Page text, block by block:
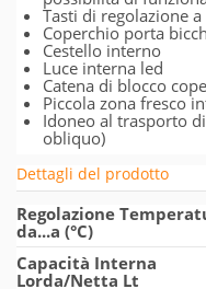
Tasti di regolazione
Coperchio porta
Cestello interno
Luce interna led
Catena di blocco
Piccola zona fresco
Idoneo al trasporto
obliquo)
Dettagli del prodotto
Regolazione
da...a (°C)
Capacità Interna
Lorda/Netta Lt